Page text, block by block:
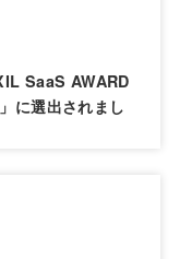
SaaS AWARD
に選出されまし